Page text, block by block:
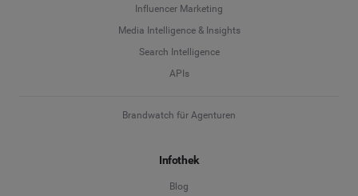
Influencer Marketing
Media Intelligence & Insights
Search Intelligence
APIs
Brandwatch für Agenturen
Infothek
Blog